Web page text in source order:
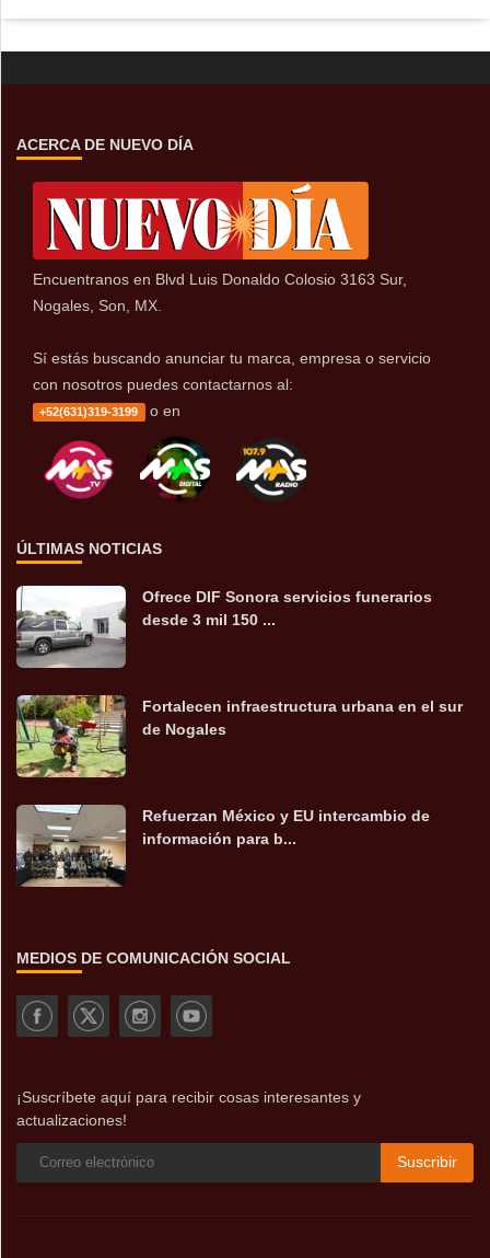
ACERCA DE NUEVO DÍA
Encuentranos en Blvd Luis Donaldo Colosio 3163 Sur,
Nogales, Son, MX.
Sí estás buscando anunciar tu marca, empresa o servicio
con nosotros puedes contactarnos al:
+52(631)319-3199 o en
ÚLTIMAS NOTICIAS
Ofrece DIF Sonora servicios funerarios
desde 3 mil 150 ...
Fortalecen infraestructura urbana en el sur
de Nogales
Refuerzan México y EU intercambio de
información para b...
MEDIOS DE COMUNICACIÓN SOCIAL
¡Suscríbete aquí para recibir cosas interesantes y
actualizaciones!
Suscribir